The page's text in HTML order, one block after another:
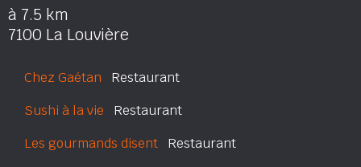
à 7.5 km
7100 La Louvière
Chez Gaétan Restaurant
Sushi à la vie Restaurant
Les gourmands disent Restaurant